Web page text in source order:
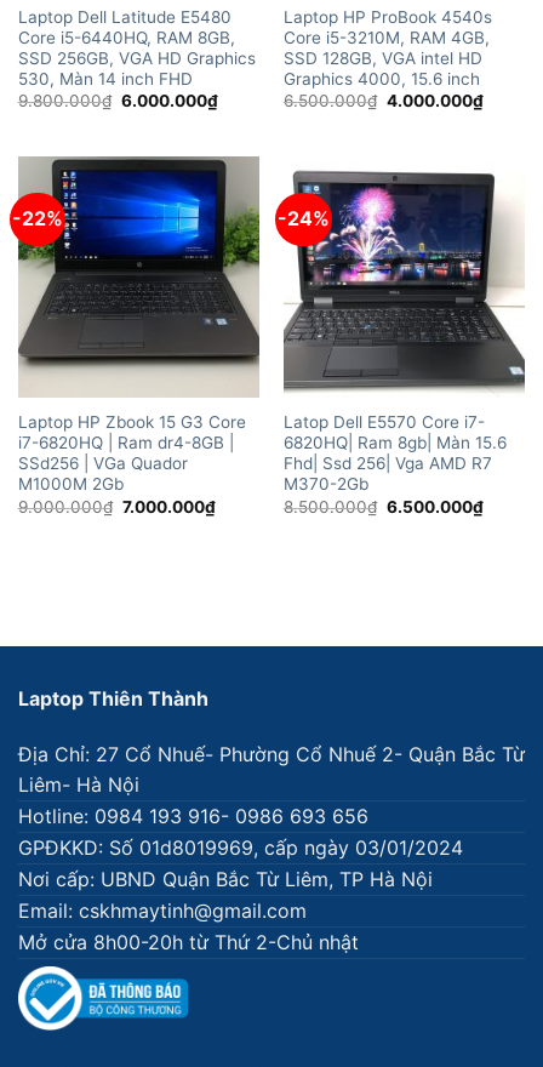
Laptop Dell Latitude E5480
Core i5-6440HQ, RAM 8GB,
SSD 256GB, VGA HD Graphics
530, Màn 14 inch FHD
9.800.000₫ Giá
6.000.000₫Giá
hiện
6.000.000₫.
Laptop HP ProBook 4540s
Core i5-3210M, RAM 4GB,
SSD 128GB, VGA intel HD
Graphics 4000, 15.6 inch
6.500.000₫ Giá
4.000.000₫Giá
hiện
-22%
Laptop HP Zbook 15 G3 Core
i7-6820HQ | Ram dr4-8GB |
SSd256 | VGa Quador
M1000M 2Gb
9.000.000₫ Giá
7.000.000₫Giá
hiện
-24%
Latop Dell E5570 Core i7-
6820HQ| Ram 8gb| Màn 15.6
Fhd| Ssd 256| Vga AMD R7
M370-2Gb
8.500.000₫ Giá
6.500.000₫Giá
hiện
Laptop Thiên Thành
Địa Chỉ: 27 Cổ Nhuế- Phường Cổ Nhuế 2- Quận Bắc Từ
Liêm- Hà Nội
Hotline: 0984 193 916- 0986 693 656
GPĐKKD: Số 01d8019969, cấp ngày 03/01/2024
Nơi cấp: UBND Quận Bắc Từ Liêm, TP Hà Nội
Email: cskhmaytinh@gmail.com
Mở cửa 8h00-20h từ Thứ 2-Chủ nhật